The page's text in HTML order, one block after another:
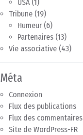
USA(1)
Tribune (19)
Humeur (6)
Partenaires (13)
Vie associative (43)
Méta
Connexion
Flux des publications
Flux des commentaires
Site de WordPress-FR